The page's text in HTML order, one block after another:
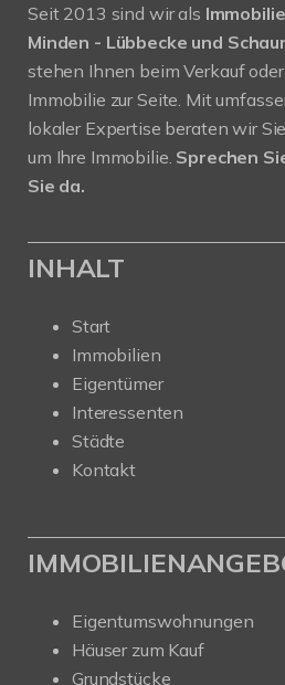
Seit 2013 sind wir als
Minden - Lübbecke und
stehen Ihnen beim Verkauf
Immobilie zur Seite. Mit
lokaler Expertise beraten wir
um Ihre Immobilie. Sprechen
Sie da.
INHALT
Start
Immobilien
Eigentümer
Interessenten
Städte
Kontakt
Eigentumswohnungen
Häuser zum Kauf
Grundstücke